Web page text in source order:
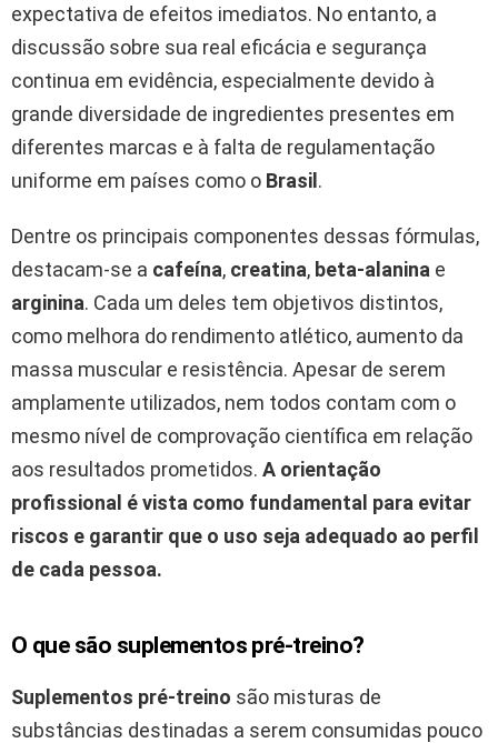
expectativa de efeitos imediatos. No entanto, a
discussão sobre sua real eficácia e segurança
continua em evidência, especialmente devido à
grande diversidade de ingredientes presentes em
diferentes marcas e à falta de regulamentação
uniforme em países como o Brasil .
Dentre os principais componentes dessas fórmulas,
destacam-se a cafeína, creatina, beta-alanina e
arginina. Cada um deles tem objetivos distintos,
como melhora do rendimento atlético, aumento da
massa muscular e resistência. Apesar de serem
amplamente utilizados, nem todos contam com o
mesmo nível de comprovação científica em relação
aos resultados prometidos. A orientação
profissional é vista como fundamental para evitar
riscos e garantir que o uso seja adequado ao perfil
de cada pessoa.
O que são suplementos pré-treino?
Suplementos pré-treino são misturas de
substâncias destinadas a serem consumidas pouco